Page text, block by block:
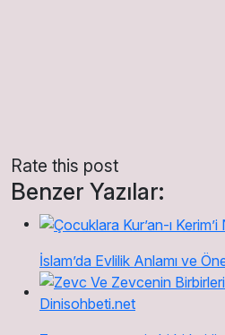
Rate this post
Benzer Yazılar:
İslam’da Evlilik Anlamı ve